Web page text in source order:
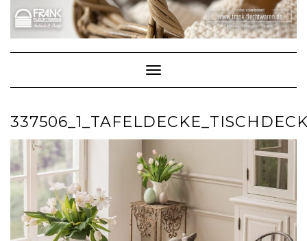
content
Toggle Navigation